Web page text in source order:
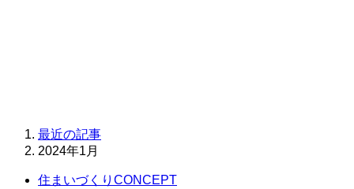
最近の記事
2024年1月
住まいづくり CONCEPT